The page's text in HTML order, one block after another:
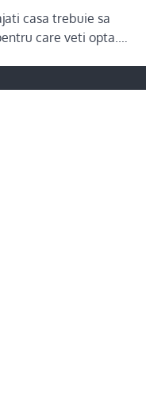
casa trebuie sa
care veti opta.…